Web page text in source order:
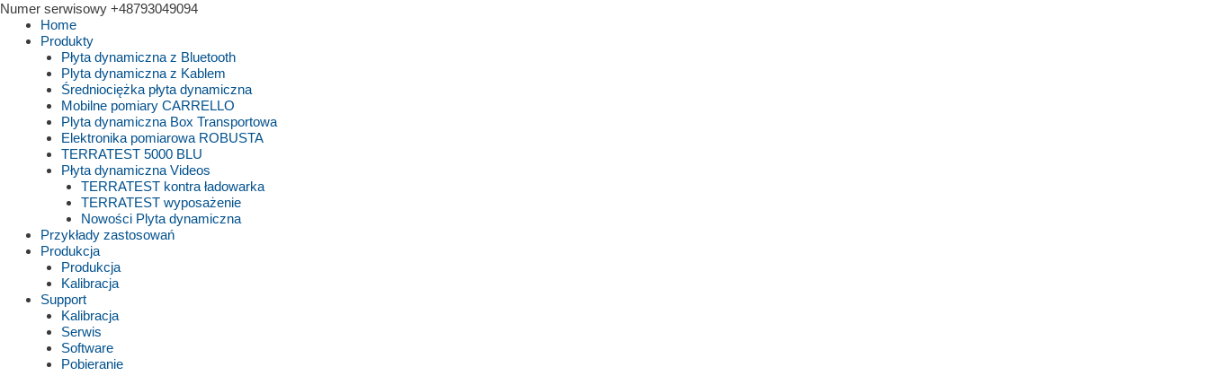
Numer serwisowy +48793049094
Home
Produkty
Płyta dynamiczna z Bluetooth
Plyta dynamiczna z Kablem
Średniociężka płyta dynamiczna
Mobilne pomiary CARRELLO
Plyta dynamiczna Box Transportowa
Elektronika pomiarowa ROBUSTA
TERRATEST 5000 BLU
Płyta dynamiczna Videos
TERRATEST kontra ładowarka
TERRATEST wyposażenie
Nowości Plyta dynamiczna
Przykłady zastosowań
Produkcja
Produkcja
Kalibracja
Support
Kalibracja
Serwis
Software
Pobieranie